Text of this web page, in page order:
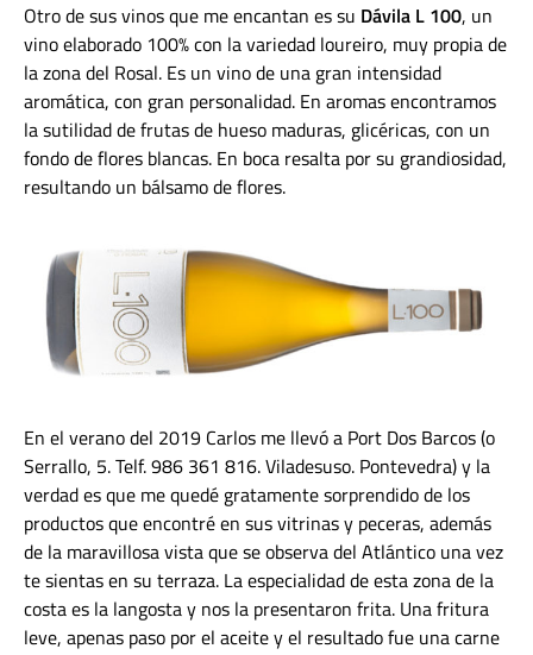
Otro de sus vinos que me encantan es su Dávila L 100, un
vino elaborado 100% con la variedad loureiro, muy propia de
la zona del Rosal. Es un vino de una gran intensidad
aromática, con gran personalidad. En aromas encontramos
la sutilidad de frutas de hueso maduras, glicéricas, con un
fondo de flores blancas. En boca resalta por su grandiosidad,
resultando un bálsamo de flores.
En el verano del 2019 Carlos me llevó a Port Dos Barcos (o
Serrallo, 5. Telf. 986 361 816. Viladesuso. Pontevedra) y la
verdad es que me quedé gratamente sorprendido de los
productos que encontré en sus vitrinas y peceras, además
de la maravillosa vista que se observa del Atlántico una vez
te sientas en su terraza. La especialidad de esta zona de la
costa es la langosta y nos la presentaron frita. Una fritura
leve, apenas paso por el aceite y el resultado fue una carne